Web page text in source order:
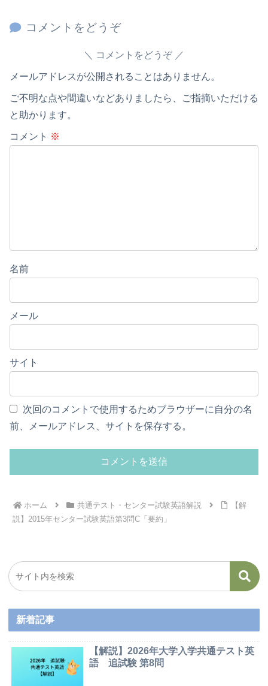
コメントをどうぞ
コメントをどうぞ
メールアドレスが公開されることはありません。
ご不明な点や間違いなどありましたら、ご指摘いただける
と助かります。
コメント ※
名前
メール
サイト
次回のコメントで使用するためブラウザーに自分の名
前、メールアドレス、サイトを保存する。
ホーム 共通テスト・センター試験英語解説
【解
説】2015年センター試験英語第3問C「要約」
新着記事
【解説】2026年大学入学共通テスト英
語 追試験 第8問